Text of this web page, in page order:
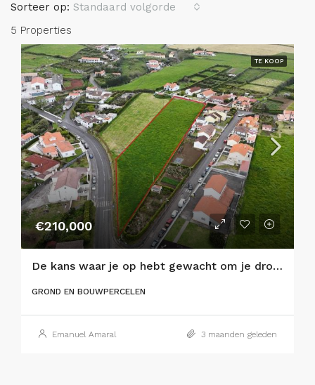
5 Properties
Sorteer op: Standaard volgorde
TE KOOP
€210,000
De kans waar je op hebt gewacht om je droomhuis te bouwen op Faial Island!
GROND EN BOUWPERCELEN
Emanuel Amaral 3 maanden geleden